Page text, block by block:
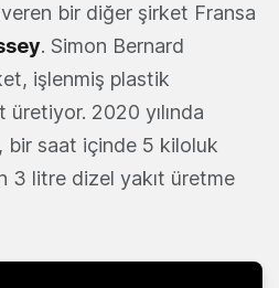
bir diğer şirket Fransa
. Simon Bernard
işlenmiş plastik
üretiyor. 2020 yılında
saat içinde 5 kiloluk
3 litre dizel yakıt üretme